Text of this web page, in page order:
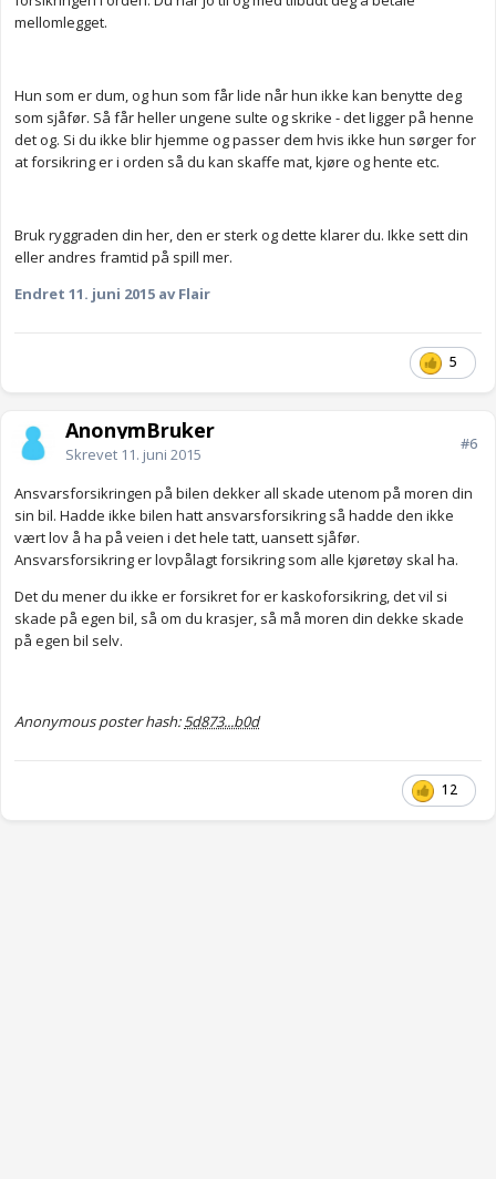
mellomlegget.
Hun som er dum, og hun som får lide når hun ikke kan benytte deg
som sjåfør. Så får heller ungene sulte og skrike - det ligger på henne
det og. Si du ikke blir hjemme og passer dem hvis ikke hun sørger for
at forsikring er i orden så du kan skaffe mat, kjøre og hente etc.
Bruk ryggraden din her, den er sterk og dette klarer du. Ikke sett din
eller andres framtid på spill mer.
Endret 11. juni 2015 av Flair
5
AnonymBruker
Skrevet 11. juni 2015
#6
Ansvarsforsikringen på bilen dekker all skade utenom på moren din
sin bil. Hadde ikke bilen hatt ansvarsforsikring så hadde den ikke
vært lov å ha på veien i det hele tatt, uansett sjåfør.
Ansvarsforsikring er lovpålagt forsikring som alle kjøretøy skal ha.
Det du mener du ikke er forsikret for er kaskoforsikring, det vil si
skade på egen bil, så om du krasjer, så må moren din dekke skade
på egen bil selv.
Anonymous poster hash:5d873...b0d
12